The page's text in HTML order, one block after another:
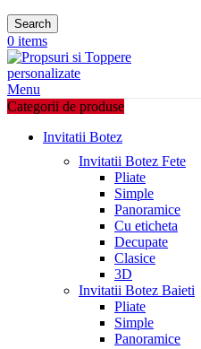
Search
0 items
Menu
Categorii de produse
Invitatii Botez
Invitatii Botez Fete
Pliate
Simple
Panoramice
Cu eticheta
Decupate
Clasice
3D
Invitatii Botez Baieti
Pliate
Simple
Panoramice